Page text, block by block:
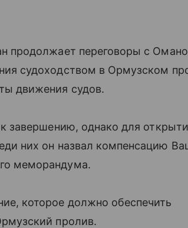
продолжает переговоры с
судоходством в Ормузском
движения судов.
завершению, однако для
них он назвал компенсацию
меморандума.
которое должно обеспечить
пролив.